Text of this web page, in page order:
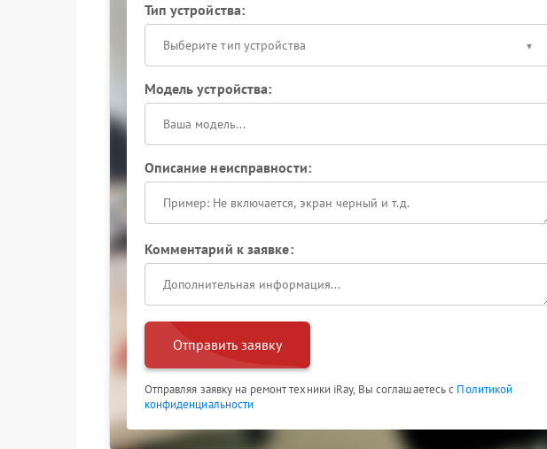
Тип устройства:
Выберите тип устройства
Модель устройства:
Описание неисправности:
Комментарий к заявке:
Отправить заявку
Отправляя заявку на ремонт техники iRay, Вы соглашаетесь с Политикой
конфиденциальности